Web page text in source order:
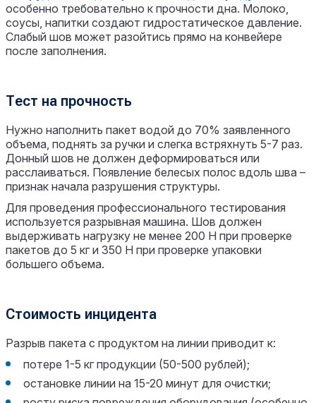
особенно требовательно к прочности дна. Молоко,
соусы, напитки создают гидростатическое давление.
Слабый шов может разойтись прямо на конвейере
после заполнения.
Тест на прочность
Нужно наполнить пакет водой до 70% заявленного
объема, поднять за ручки и слегка встряхнуть 5-7 раз.
Донный шов не должен деформироваться или
расслаиваться. Появление белесых полос вдоль шва –
признак начала разрушения структуры.
Для проведения профессионального тестирования
используется разрывная машина. Шов должен
выдерживать нагрузку не менее 200 Н при проверке
пакетов до 5 кг и 350 Н при проверке упаковки
большего объема.
Стоимость инцидента
Разрыв пакета с продуктом на линии приводит к:
потере 1-5 кг продукции (50-500 рублей);
остановке линии на 15-20 минут для очистки;